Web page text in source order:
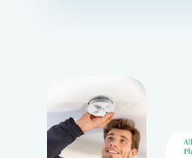
Loading...